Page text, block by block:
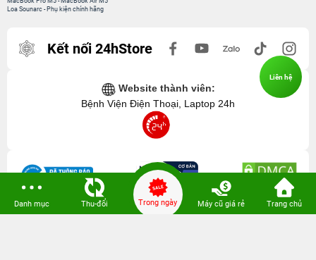
Loa Sounarc - Phụ kiện chính hãng
Kết nối 24hStore
Website thành viên:
Bệnh Viện Điện Thoại, Laptop 24h
Danh mục Thu-đổi Trong ngày Máy cũ giá rẻ Trang chủ
Liên hệ